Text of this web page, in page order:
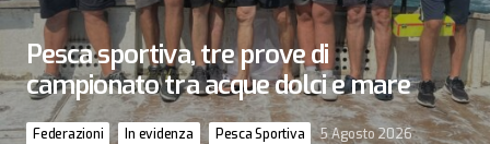
Pesca sportiva, tre prove di
campionato tra acque dolci e mare
Federazioni In evidenza Pesca Sportiva 5 Agosto 2026